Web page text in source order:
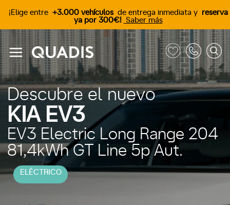
¡Elige entre +3.000 vehículos de entrega inmediata y reserva
ya por 300€! Saber más
Descubre el nuevo
KIA EV3
ELÉCTRICO
EV3 Electric Long Range 204
81,4kWh GT Line 5p Aut.